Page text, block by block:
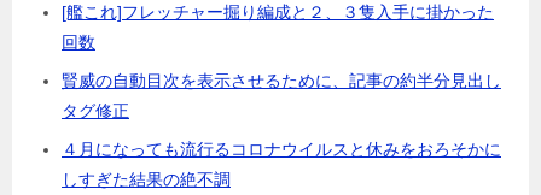
[艦これ]フレッチャー掘り編成と２、３隻入手に掛かった
回数
賢威の自動目次を表示させるために、記事の約半分見出し
タグ修正
４月になっても流行るコロナウイルスと休みをおろそかに
しすぎた結果の絶不調